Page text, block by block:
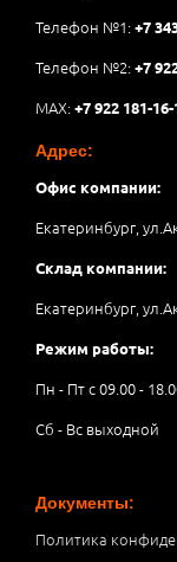
Телефон №1:+7
Телефон №2:+7
MAX:+7 922 181-16-
Адрес:
Офис компании:
Екатеринбург,
Склад компании:
Екатеринбург,
Режим работы:
Пн - Пт с 09.00 -
Сб - Вс выходной
Документы:
Политика